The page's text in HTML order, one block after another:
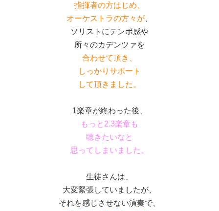
指揮者の方はじめ、
オーケストラの方々が
ソリストにテンポ感や
所々のカデンツァを
合わせて頂き、
しっかりサポート
して頂きました。
1楽章が終わった後、
もっと2.3楽章も
聴きたいなと
思ってしまいました。
生徒さんは、
大変緊張していましたが、
それを感じさせない演奏で、